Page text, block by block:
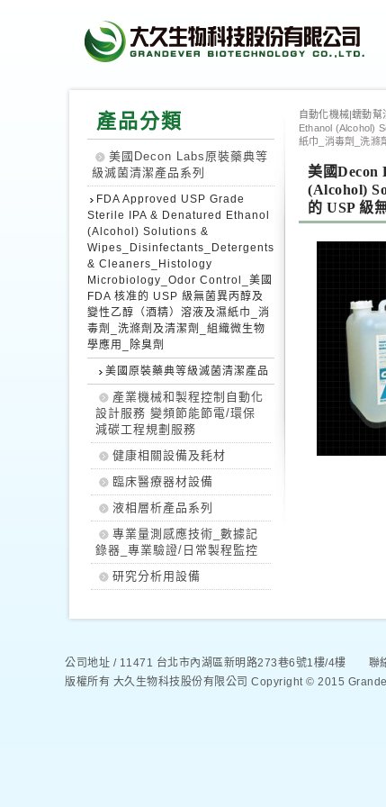
產品分類
美國Decon Labs原裝藥典等
級滅菌清潔產品系列
FDA Approved USP Grade
Sterile IPA & Denatured Ethanol
(Alcohol) Solutions &
Wipes_Disinfectants_Detergents
& Cleaners_Histology
Microbiology_Odor Control_美國
FDA 核准的 USP 級無菌異丙醇及
變性乙醇（酒精）溶液及濕紙巾_消
毒劑_洗滌劑及清潔劑_組織微生物
學應用_除臭劑
美國原裝藥典等級滅菌清潔產品
產業機械和製程控制自動化
設計服務 變頻節能節電/環保
減碳工程規劃服務
健康相關設備及耗材
臨床醫療器材設備
液相層析產品系列
專業量測感應技術_數據記
錄器_專業驗證/日常製程監控
研究分析用設備
自動化機械|蠕動幫
Ethanol (Alcohol)
紙巾_消毒劑_洗滌
美國Decon
(Alcohol)
的 USP 級
公司地址 / 11471 台北市內湖區新明路273巷6號1樓/4樓
版權所有 大久生物科技股份有限公司 Copyright © 2015